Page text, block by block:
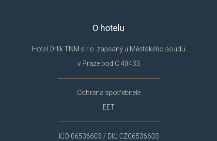
O hotelu
Hotel Orlík TNM s.r.o. zapsaný u Městského soudu
v Praze pod C 40433
Ochrana spotřebitele
EET
IČO 06536603 / DIČ CZ06536603